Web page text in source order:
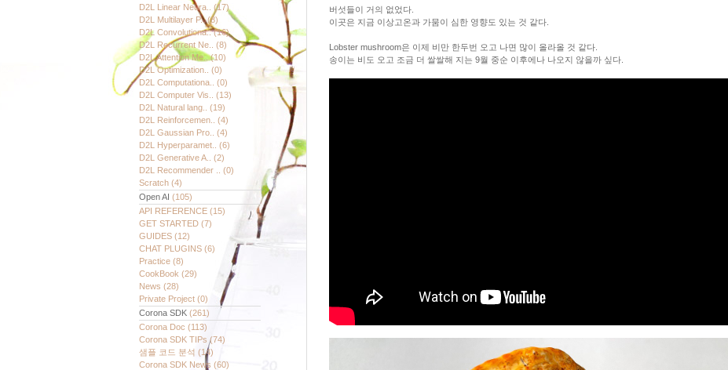
D2L Linear Neura.. (17)
D2L Multilayer P..(8)
D2L Convolutiona..(16)
D2L Recurrent Ne.. (8)
D2L Attention Me..(10)
D2L Optimization.. (0)
D2L Computationa.. (0)
D2L Computer Vis.. (13)
D2L Natural lang.. (19)
D2L Reinforcemen.. (4)
D2L Gaussian Pro.. (4)
D2L Hyperparamet.. (6)
D2L Generative A.. (2)
D2L Recommender .. (0)
Scratch (4)
Open AI (105)
API REFERENCE (15)
GET STARTED (7)
GUIDES (12)
CHAT PLUGINS (6)
Practice (8)
CookBook (29)
News (28)
Private Project (0)
Corona SDK (261)
Corona Doc (113)
Corona SDK TIPs (74)
샘플 코드 분석 (14)
Corona SDK News (60)
버섯들이 거의 없었다.
이곳은 지금 이상고온과 가뭄이 심한 영향도 있는 것 같다.
Lobster mushroom은 이제 비만 한두번 오고 나면 많이 올라올 것 같다.
송이는 비도 오고 조금 더 쌀쌀해 지는 9월 중순 이후에나 나오지 않을까 싶다.